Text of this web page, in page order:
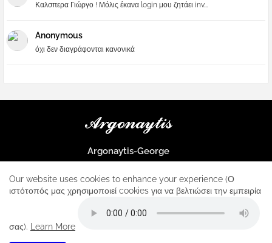
Καλσπερα Γιώργο ! Μόλις έκανα login μου ζητάει inv...
Anonymous
όχι δεν διαγράφονται κανονικά
Argonaytis-George
μοναδικός σταθμός για κάθε iphone
Home
Our website uses cookies to enhance your experience (Ο
ιστότοπός μας χρησιμοποιεί cookies για να βελτιώσει την εμπειρία
σας). Learn More